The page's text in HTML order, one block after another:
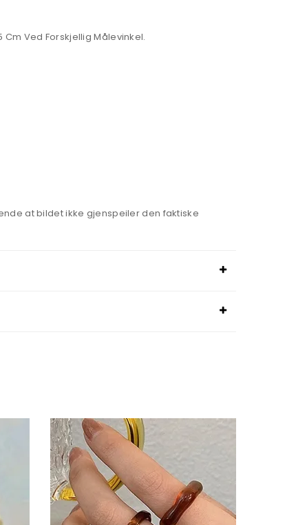
Ved Forskjellig Målevinkel.
at bildet ikke gjenspeiler den faktiske